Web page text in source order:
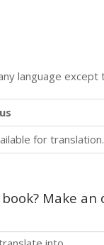
language
for translation.
Make